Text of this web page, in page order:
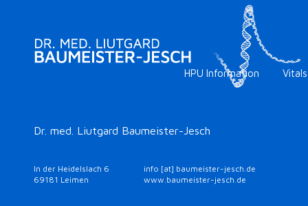
HPU Information
Dr. med. Liutgard Baumeister-Jesch
In der Heidelslach 6
69181 Leimen
info [at] baumeister-jesch.de
www.baumeister-jesch.de